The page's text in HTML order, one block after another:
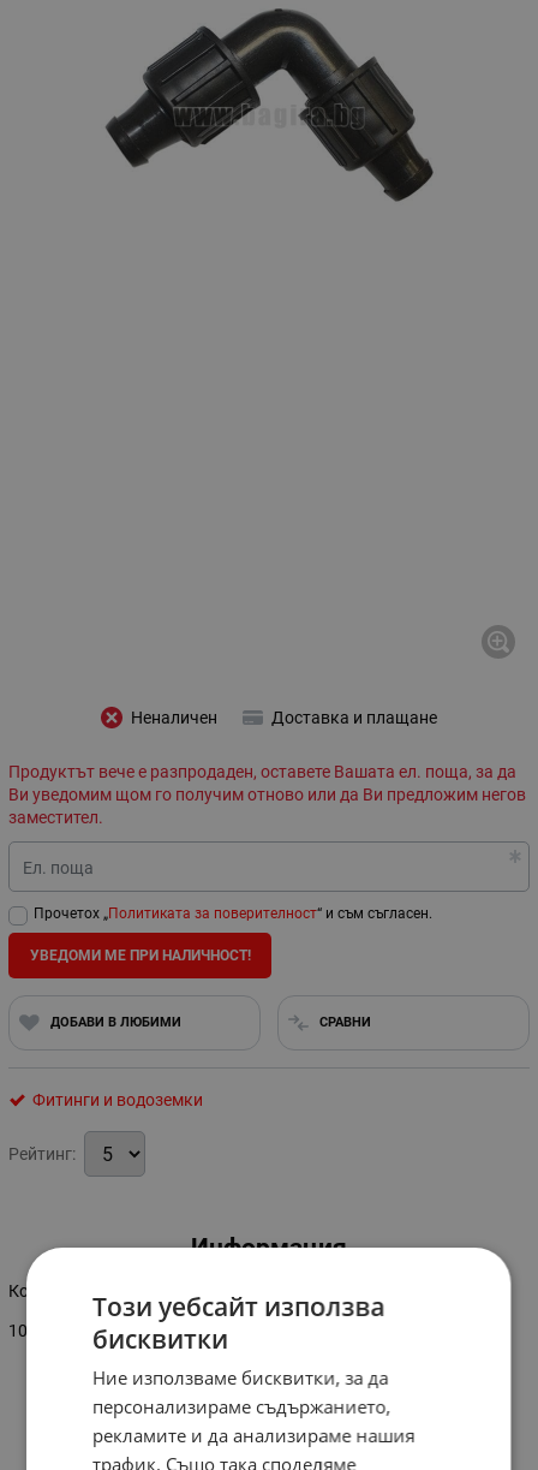
Неналичен Доставка и плащане
Продуктът вече е разпродаден, оставете Вашата ел. поща, за да
Ви уведомим щом го получим отново или да Ви предложим негов
заместител.
Ел. поща
Прочетох „Политиката за поверителност“ и съм съгласен.
УВЕДОМИ МЕ ПРИ НАЛИЧНОСТ!
ДОБАВИ В ЛЮБИМИ СРАВНИ
Фитинги и водоземки
Рейтинг:
Информация
Коляно за лентов капков маркуч 16x16
10 броя в опаковка
Този уебсайт използва
бисквитки
Ние използваме бисквитки, за да
персонализираме съдържанието,
рекламите и да анализираме нашия
трафик. Също така споделяме